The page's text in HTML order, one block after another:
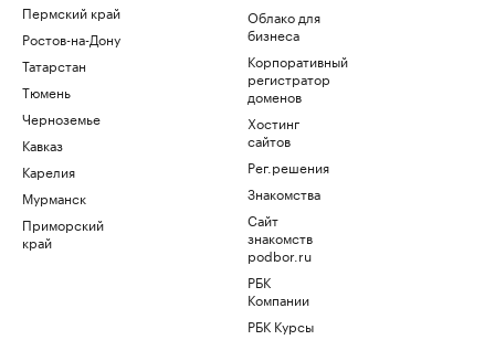
Пермский край
Ростов-на-Дону
Татарстан
Тюмень
Черноземье
Кавказ
Карелия
Мурманск
Приморский
край
Облако для
бизнеса
Корпоративный
регистратор
доменов
Хостинг
сайтов
Рег.решения
Знакомства
Сайт
знакомств
podbor.ru
РБК
Компании
РБК Курсы